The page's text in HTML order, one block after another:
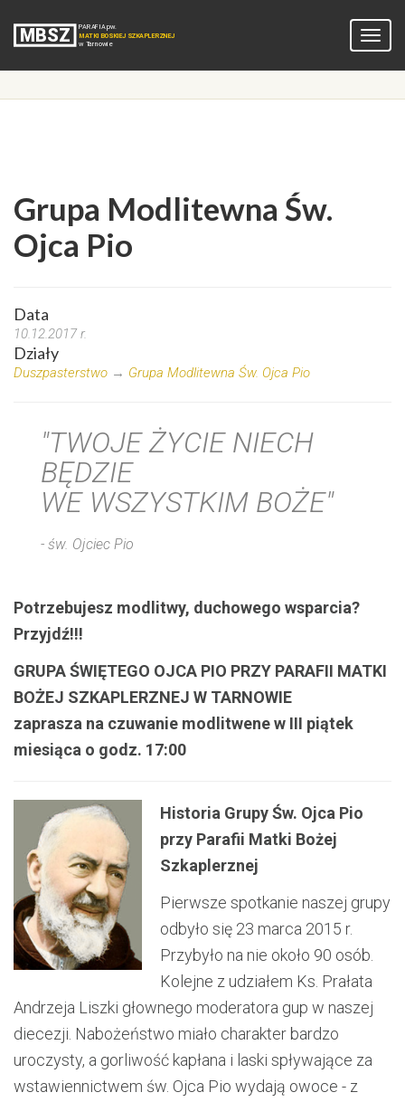
Grupa Modlitewna Św.
Ojca Pio
Data
10.12.2017 r.
Działy
Duszpasterstwo → Grupa Modlitewna Św. Ojca Pio
"TWOJE ŻYCIE NIECH
BĘDZIE
WE WSZYSTKIM BOŻE"
- św. Ojciec Pio
Potrzebujesz modlitwy, duchowego wsparcia?
Przyjdź!!!
GRUPA ŚWIĘTEGO OJCA PIO PRZY PARAFII MATKI
BOŻEJ SZKAPLERZNEJ W TARNOWIE
zaprasza na czuwanie modlitwene w III piątek
miesiąca o godz. 17:00
Historia Grupy Św. Ojca Pio
przy Parafii Matki Bożej
Szkaplerznej
Pierwsze spotkanie naszej grupy
odbyło się 23 marca 2015 r.
Przybyło na nie około 90 osób.
Kolejne z udziałem Ks. Prałata
Andrzeja Liszki głownego moderatora gup w naszej
diecezji. Nabożeństwo miało charakter bardzo
uroczysty, a gorliwość kapłana i laski spływające za
wstawiennictwem św. Ojca Pio wydają owoce - z